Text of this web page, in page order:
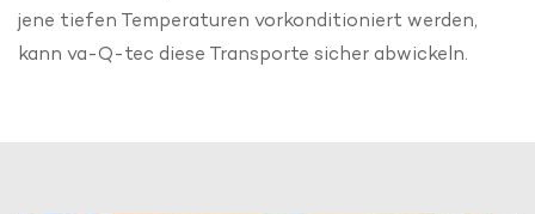
jene tiefen Temperaturen vorkonditioniert werden,
kann va-Q-tec diese Transporte sicher abwickeln.